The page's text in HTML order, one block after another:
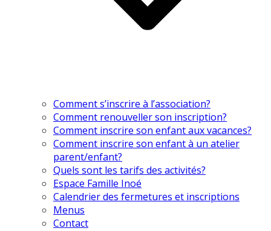
Comment s’inscrire à l’association?
Comment renouveller son inscription?
Comment inscrire son enfant aux vacances?
Comment inscrire son enfant à un atelier
parent/enfant?
Quels sont les tarifs des activités?
Espace Famille Inoé
Calendrier des fermetures et inscriptions
Menus
Contact